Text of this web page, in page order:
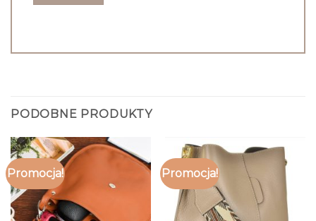
PODOBNE PRODUKTY
Promocja! Promocja!